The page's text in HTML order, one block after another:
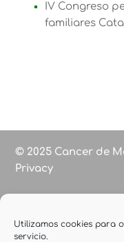
Utilizamos cookies para
servicio.
IV Congreso
familiares
© 2025 Cancer de
Privacy